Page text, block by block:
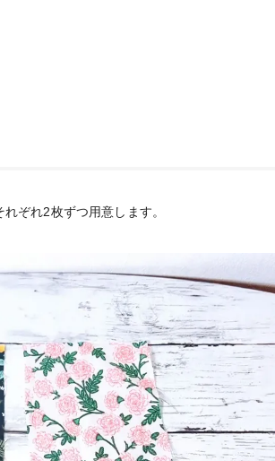
ぞれ2枚ずつ用意します。